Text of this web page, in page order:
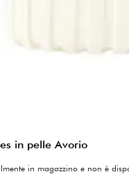
in pelle Avorio
in magazzino e non è